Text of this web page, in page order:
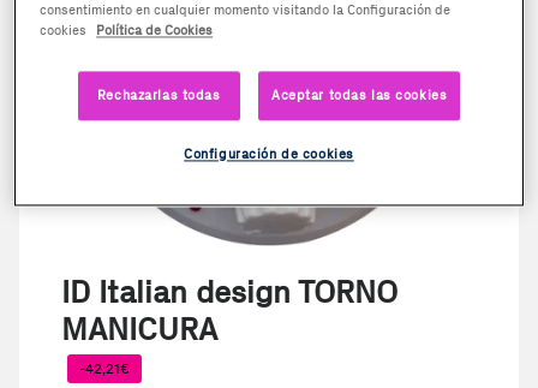
ID Italian design TORNO
MANICURA
-42,21€
consentimiento en cualquier momento visitando la Configuración de
cookies
Política de Cookies
Rechazarlas todas Aceptar todas las cookies
Configuración de cookies